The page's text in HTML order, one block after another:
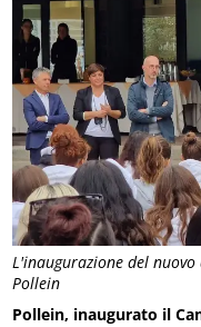
L'inaugurazione del
Pollein
Pollein, inaugurato il